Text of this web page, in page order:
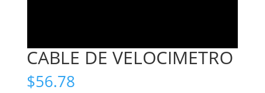
CABLE DE VELOCIMETRO
$56.78